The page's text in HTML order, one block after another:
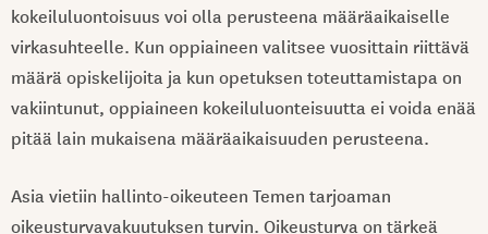
kokeiluluontoisuus voi olla perusteena määräaikaiselle
virkasuhteelle. Kun oppiaineen valitsee vuosittain riittävä
määrä opiskelijoita ja kun opetuksen toteuttamistapa on
vakiintunut, oppiaineen kokeiluluonteisuutta ei voida enää
pitää lain mukaisena määräaikaisuuden perusteena.
Asia vietiin hallinto-oikeuteen Temen tarjoaman
oikeusturvavakuutuksen turvin. Oikeusturva on tärkeä